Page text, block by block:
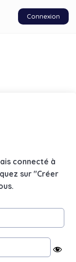
Connexion
connecté à
sur "Créer